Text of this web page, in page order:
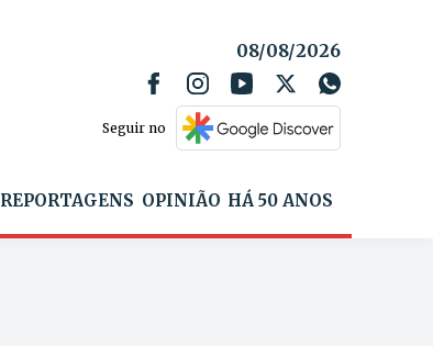
08/08/2026
Seguir no
REPORTAGENS OPINIÃO HÁ 50 ANOS